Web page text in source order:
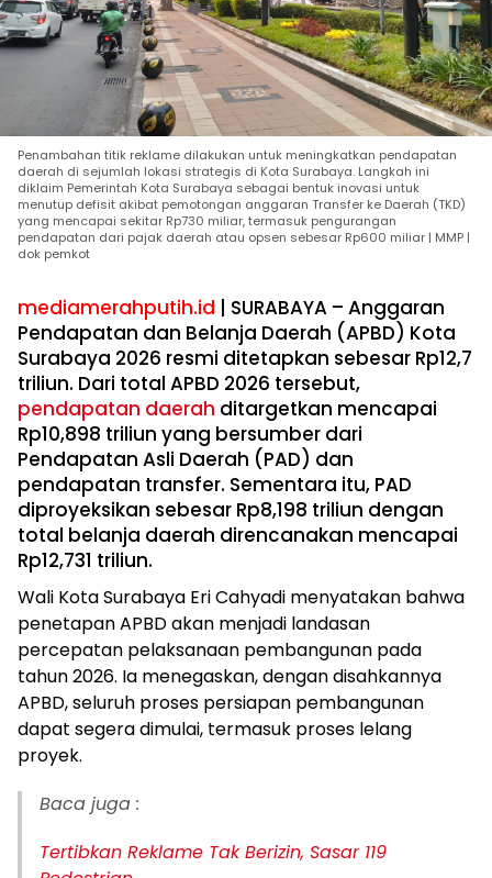
Penambahan titik reklame dilakukan untuk meningkatkan pendapatan
daerah di sejumlah lokasi strategis di Kota Surabaya. Langkah ini
diklaim Pemerintah Kota Surabaya sebagai bentuk inovasi untuk
menutup defisit akibat pemotongan anggaran Transfer ke Daerah (TKD)
yang mencapai sekitar Rp730 miliar, termasuk pengurangan
pendapatan dari pajak daerah atau opsen sebesar Rp600 miliar | MMP |
dok pemkot
mediamerahputih.id | SURABAYA – Anggaran
Pendapatan dan Belanja Daerah (APBD) Kota
Surabaya 2026 resmi ditetapkan sebesar Rp12,7
triliun. Dari total APBD 2026 tersebut,
pendapatan daerah ditargetkan mencapai
Rp10,898 triliun yang bersumber dari
Pendapatan Asli Daerah (PAD) dan
pendapatan transfer. Sementara itu, PAD
diproyeksikan sebesar Rp8,198 triliun dengan
total belanja daerah direncanakan mencapai
Rp12,731 triliun.
Wali Kota Surabaya Eri Cahyadi menyatakan bahwa
penetapan APBD akan menjadi landasan
percepatan pelaksanaan pembangunan pada
tahun 2026. Ia menegaskan, dengan disahkannya
APBD, seluruh proses persiapan pembangunan
dapat segera dimulai, termasuk proses lelang
proyek.
Baca juga :
Tertibkan Reklame Tak Berizin, Sasar 119